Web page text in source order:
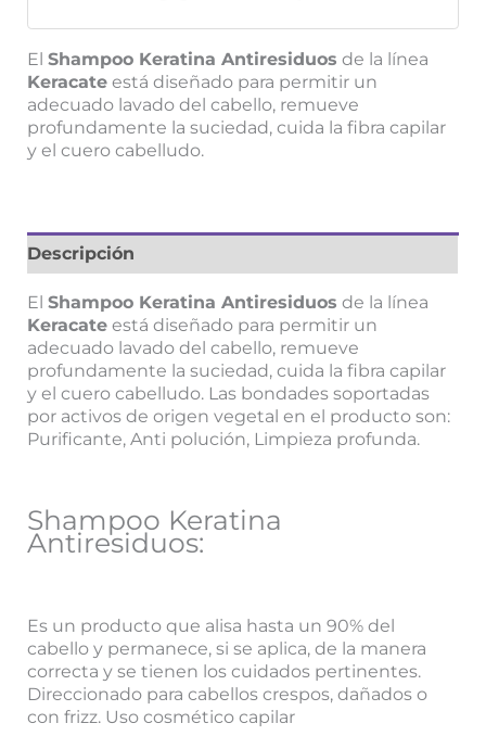
ElShampoo Keratina Antiresiduos de la línea
Keracate está diseñado para permitir un
adecuado lavado del cabello, remueve
profundamente la suciedad, cuida la fibra capilar
y el cuero cabelludo.
Descripción
ElShampoo Keratina Antiresiduos de la línea
Keracate está diseñado para permitir un
adecuado lavado del cabello, remueve
profundamente la suciedad, cuida la fibra capilar
y el cuero cabelludo. Las bondades soportadas
por activos de origen vegetal en el producto son:
Purificante, Anti polución, Limpieza profunda.
Shampoo Keratina
Antiresiduos:
Es un producto que alisa hasta un 90% del
cabello y permanece, si se aplica, de la manera
correcta y se tienen los cuidados pertinentes.
Direccionado para cabellos crespos, dañados o
con frizz. Uso cosmético capilar